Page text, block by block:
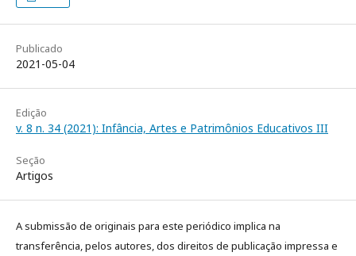
Publicado
2021-05-04
Edição
v. 8 n. 34 (2021): Infância, Artes e Patrimônios Educativos III
Seção
Artigos
A submissão de originais para este periódico implica na
transferência, pelos autores, dos direitos de publicação impressa e